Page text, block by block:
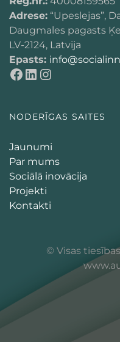
Adrese: “Upeslejas”,
Daugmales pagasts
LV-2124, Latvija
Epasts:
NODERĪGAS SAITES
Jaunumi
Par mums
Sociālā inovācija
Projekti
Kontakti
© Visas